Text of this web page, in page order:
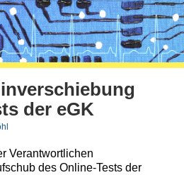
der eGK
Verantwortlichen
des Online-Tests der